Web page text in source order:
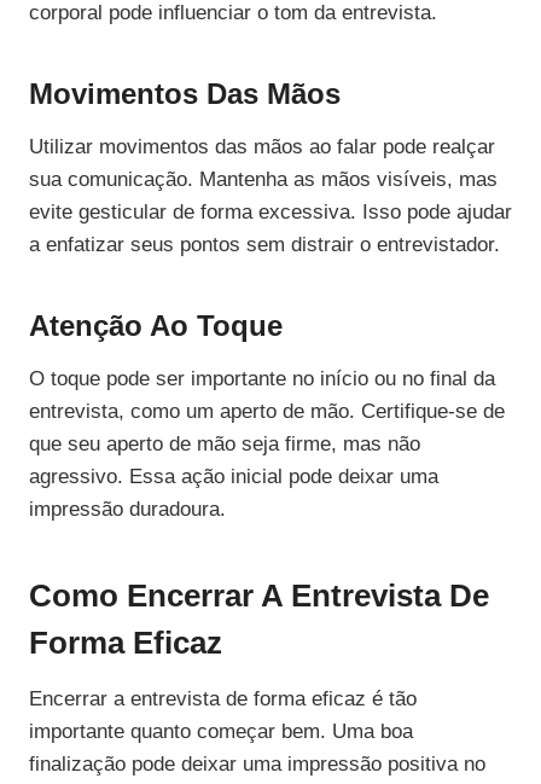
corporal pode influenciar o tom da entrevista.
Movimentos Das Mãos
Utilizar movimentos das mãos ao falar pode realçar
sua comunicação. Mantenha as mãos visíveis, mas
evite gesticular de forma excessiva. Isso pode ajudar
a enfatizar seus pontos sem distrair o entrevistador.
Atenção Ao Toque
O toque pode ser importante no início ou no final da
entrevista, como um aperto de mão. Certifique-se de
que seu aperto de mão seja firme, mas não
agressivo. Essa ação inicial pode deixar uma
impressão duradoura.
Como Encerrar A Entrevista De
Forma Eficaz
Encerrar a entrevista de forma eficaz é tão
importante quanto começar bem. Uma boa
finalização pode deixar uma impressão positiva no